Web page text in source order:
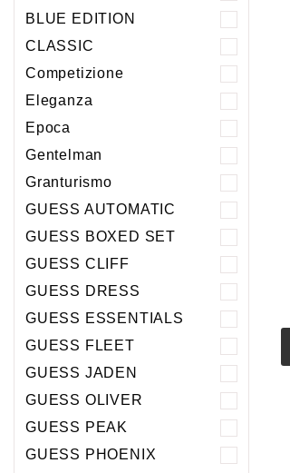
BLUE EDITION
CLASSIC
Competizione
Eleganza
Epoca
Gentelman
Granturismo
GUESS AUTOMATIC
GUESS BOXED SET
GUESS CLIFF
GUESS DRESS
GUESS ESSENTIALS
GUESS FLEET
GUESS JADEN
GUESS OLIVER
GUESS PEAK
GUESS PHOENIХ